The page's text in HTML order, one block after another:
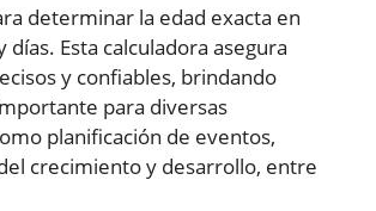
determinar la edad exacta en
días. Esta calculadora asegura
y confiables, brindando
para diversas
planificación de eventos,
crecimiento y desarrollo, entre